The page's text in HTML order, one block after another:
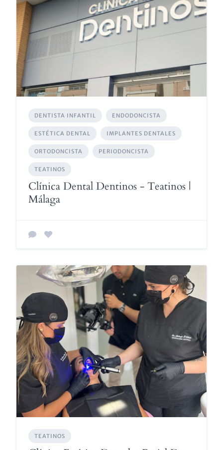
DENTISTA INFANTIL ENDODONCISTA
ESTÉTICA DENTAL IMPLANTES DENTALES
ORTODONCISTA PERIODONCISTA
TEATINOS
Clínica Dental Dentinos - Teatinos |
Málaga
TEATINOS